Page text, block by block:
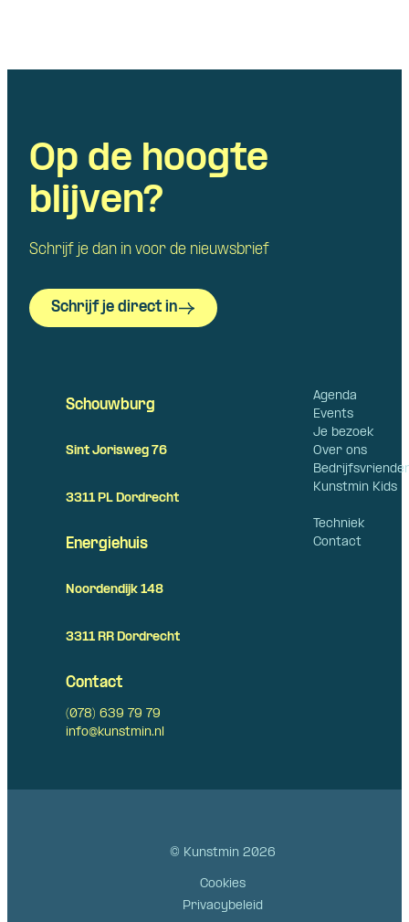
Op de hoogte
blijven?
Schrijf je dan in voor de nieuwsbrief
Schrijf je direct in
Agenda
Events
Je bezoek
Over ons
Kunstmin Kids
Techniek
Contact
Schouwburg
Sint Jorisweg 76
3311 PL Dordrecht
Energiehuis
Noordendijk 148
3311 RR Dordrecht
Contact
(078) 639 79 79
info@kunstmin.nl
© Kunstmin 2026
Cookies
Privacybeleid